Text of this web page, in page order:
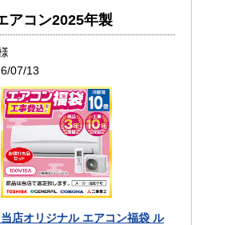
アコン2025年製
07/13
店オリジナル エアコン福袋 ル